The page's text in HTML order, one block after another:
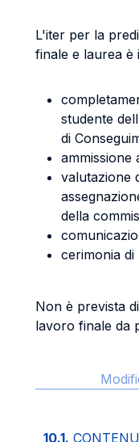
L'iter per la
finale e laurea è
studente
di
ammissione
valutazione
della
cerimonia
Non è prevista
lavoro finale da
10.1.